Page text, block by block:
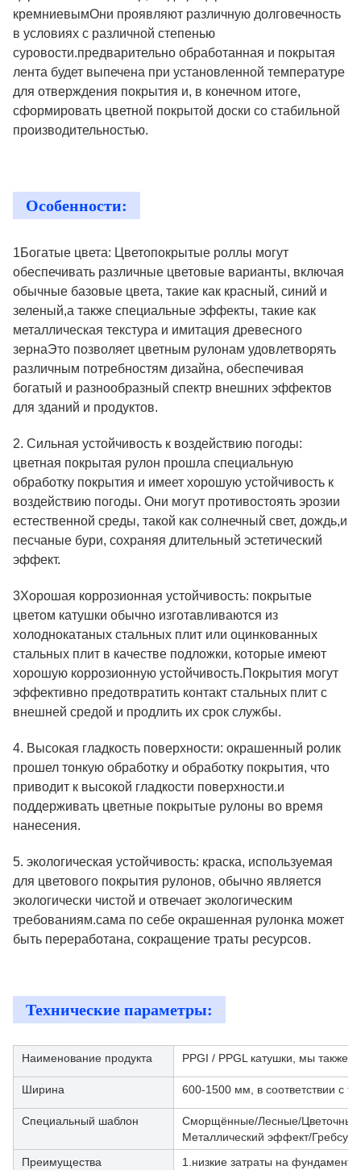
кремниевымОни проявляют различную долговечность
в условиях с различной степенью
суровости.предварительно обработанная и покрытая
лента будет выпечена при установленной температуре
для отверждения покрытия и, в конечном итоге,
сформировать цветной покрытой доски со стабильной
производительностью.
Особенности:
1Богатые цвета: Цветопокрытые роллы могут
обеспечивать различные цветовые варианты, включая
обычные базовые цвета, такие как красный, синий и
зеленый,а также специальные эффекты, такие как
металлическая текстура и имитация древесного
зернаЭто позволяет цветным рулонам удовлетворять
различным потребностям дизайна, обеспечивая
богатый и разнообразный спектр внешних эффектов
для зданий и продуктов.
2. Сильная устойчивость к воздействию погоды:
цветная покрытая рулон прошла специальную
обработку покрытия и имеет хорошую устойчивость к
воздействию погоды. Они могут противостоять эрозии
естественной среды, такой как солнечный свет, дождь,и
песчаные бури, сохраняя длительный эстетический
эффект.
3Хорошая коррозионная устойчивость: покрытые
цветом катушки обычно изготавливаются из
холоднокатаных стальных плит или оцинкованных
стальных плит в качестве подложки, которые имеют
хорошую коррозионную устойчивость.Покрытия могут
эффективно предотвратить контакт стальных плит с
внешней средой и продлить их срок службы.
4. Высокая гладкость поверхности: окрашенный ролик
прошел тонкую обработку и обработку покрытия, что
приводит к высокой гладкости поверхности.и
поддерживать цветные покрытые рулоны во время
нанесения.
5. экологическая устойчивость: краска, используемая
для цветового покрытия рулонов, обычно является
экологически чистой и отвечает экологическим
требованиям.сама по себе окрашенная рулонка может
быть переработана, сокращение траты ресурсов.
Технические параметры:
Наименование продукта PPGI / PPGL катушки, мы также
Ширина 600-1500 мм, в соответствии с
Специальный шаблон
Сморщённые/Лесные/
Металлический эффект/
Преимущества
1.низкие затраты на фундамент